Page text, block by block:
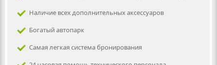
Наличие всех дополнительных аксессуаров
Богатый автопарк
Самая легкая система бронирования